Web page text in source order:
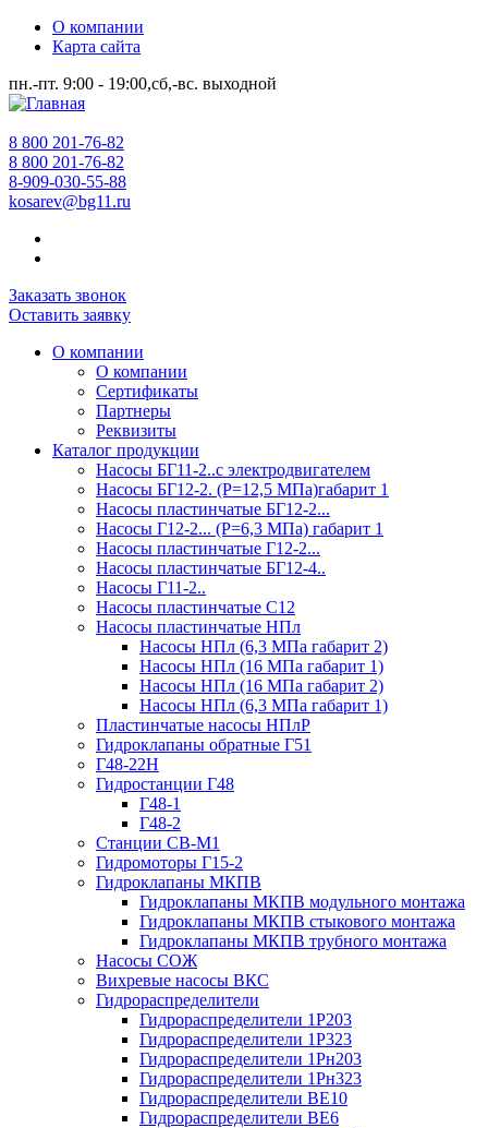
О компании
Карта сайта
пн.-пт. 9:00 - 19:00,сб,-вс. выходной
8 800 201-76-82
8 800 201-76-82
8-909-030-55-88
kosarev@bg11.ru
Заказать звонок
Оставить заявку
О компании
О компании
Сертификаты
Партнеры
Реквизиты
Каталог продукции
Насосы БГ11-2..с электродвигателем
Насосы БГ12-2. (Р=12,5 МПа)габарит 1
Насосы пластинчатые БГ12-2...
Насосы Г12-2... (Р=6,3 МПа) габарит 1
Насосы пластинчатые Г12-2...
Насосы пластинчатые БГ12-4..
Насосы Г11-2..
Насосы пластинчатые С12
Насосы пластинчатые НПл
Насосы НПл (6,3 МПа габарит 2)
Насосы НПл (16 МПа габарит 1)
Насосы НПл (16 МПа габарит 2)
Насосы НПл (6,3 МПа габарит 1)
Пластинчатые насосы НПлР
Гидроклапаны обратные Г51
Г48-22Н
Гидростанции Г48
Г48-1
Г48-2
Станции СВ-М1
Гидромоторы Г15-2
Гидроклапаны МКПВ
Гидроклапаны МКПВ модульного монтажа
Гидроклапаны МКПВ стыкового монтажа
Гидроклапаны МКПВ трубного монтажа
Насосы СОЖ
Вихревые насосы ВКС
Гидрораспределители
Гидрораспределители 1Р203
Гидрораспределители 1Р323
Гидрораспределители 1Рн203
Гидрораспределители 1Рн323
Гидрораспределители ВЕ10
Гидрораспределители ВЕ6